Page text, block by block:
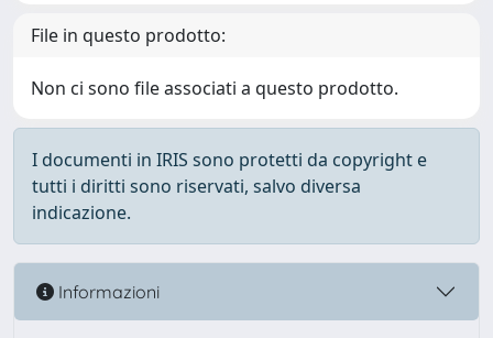
File in questo prodotto:
Non ci sono file associati a questo prodotto.
I documenti in IRIS sono protetti da copyright e
tutti i diritti sono riservati, salvo diversa
indicazione.
Informazioni